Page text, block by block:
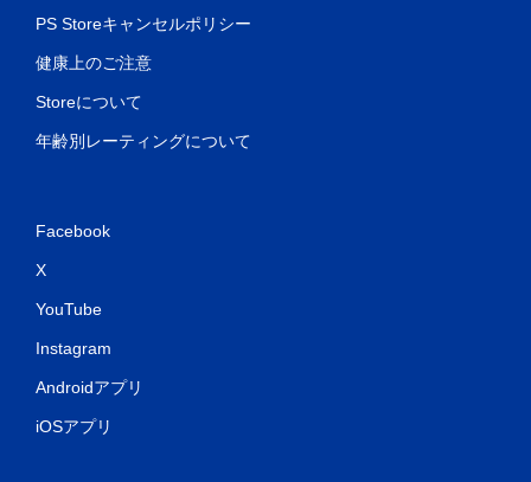
PS Storeキャンセルポリシー
健康上のご注意
Storeについて
年齢別レーティングについて
Facebook
X
YouTube
Instagram
Androidアプリ
iOSアプリ